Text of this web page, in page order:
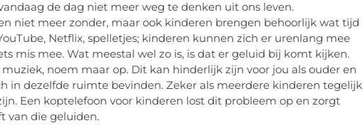
de dag niet meer weg te denken uit ons leven.
niet meer zonder, maar ook kinderen brengen behoorlijk wat tijd
Netflix, spelletjes; kinderen kunnen zich er urenlang mee
mis mee. Wat meestal wel zo is, is dat er geluid bij komt kijken.
muziek, noem maar op. Dit kan hinderlijk zijn voor jou als ouder en
in dezelfde ruimte bevinden. Zeker als meerdere kinderen tegelijk
Een koptelefoon voor kinderen lost dit probleem op en zorgt
van die geluiden.